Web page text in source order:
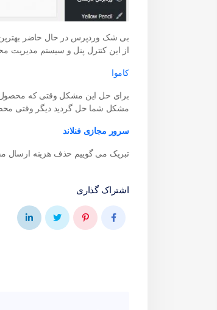
از این کنترل پنل و سیستم مدیریت
کاموا
برای حل این مشکل وقتی که محصول
مشکل شما حل گردید دیگر وقتی
سرور مجازی فنلاند
تبریک می گوییم حذف هزینه ارسال
اشتراک گذاری